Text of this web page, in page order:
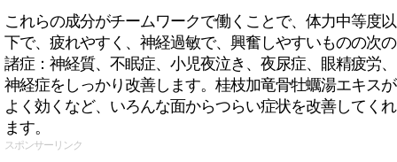
これらの成分がチームワークで働くことで、体力中等度以
下で、疲れやすく、神経過敏で、興奮しやすいものの次の
諸症：神経質、不眠症、小児夜泣き、夜尿症、眼精疲労、
神経症をしっかり改善します。桂枝加竜骨牡蠣湯エキスが
よく効くなど、いろんな面からつらい症状を改善してくれ
ます。
スポンサーリンク